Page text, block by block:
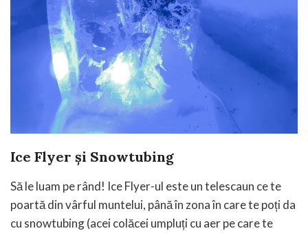
Ice Flyer și Snowtubing
Să le luam pe rând! Ice Flyer-ul este un telescaun ce te
poartă din vârful muntelui, până în zona în care te poți da
cu snowtubing (acei colăcei umpluți cu aer pe care te